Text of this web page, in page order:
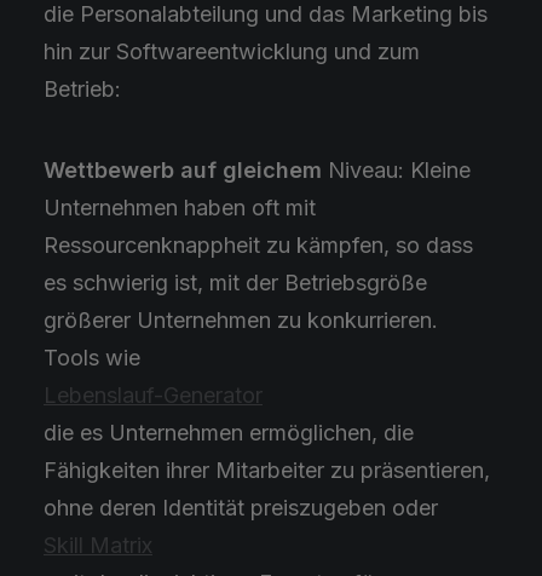
die Personalabteilung und das Marketing bis
hin zur Softwareentwicklung und zum
Betrieb:
Wettbewerb auf gleichem Niveau: Kleine
Unternehmen haben oft mit
Ressourcenknappheit zu kämpfen, so dass
es schwierig ist, mit der Betriebsgröße
größerer Unternehmen zu konkurrieren.
Tools wie
Lebenslauf-Generator
die es Unternehmen ermöglichen, die
Fähigkeiten ihrer Mitarbeiter zu präsentieren,
ohne deren Identität preiszugeben oder
Skill Matrix